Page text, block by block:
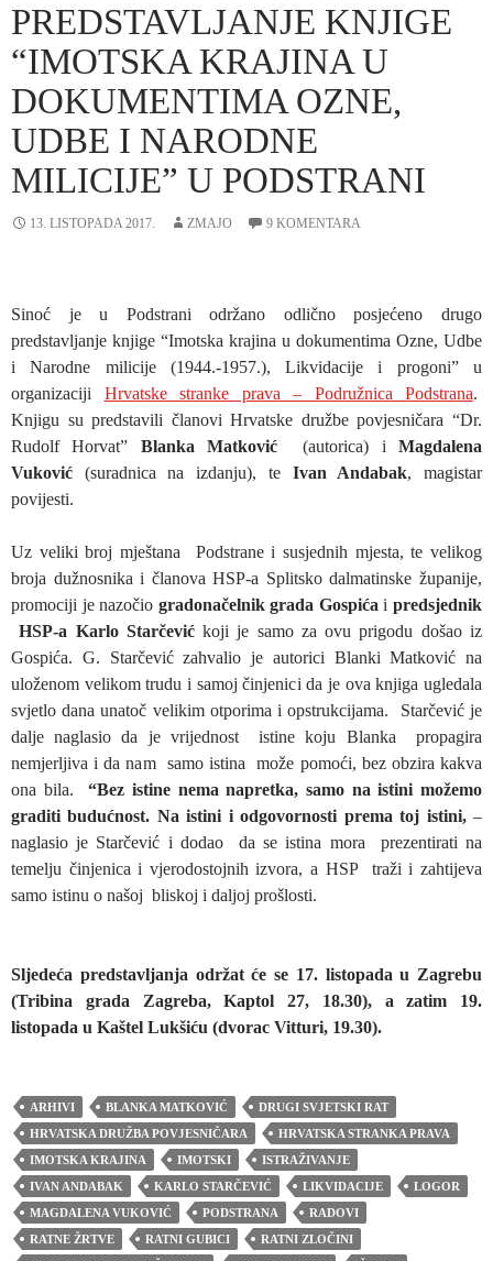
PREDSTAVLJANJE KNJIGE
“IMOTSKA KRAJINA U
DOKUMENTIMA OZNE,
UDBE I NARODNE
MILICIJE” U PODSTRANI
13. LISTOPADA 2017. ZMAJO 9 KOMENTARA
Sinoć je u Podstrani održano odlično posjećeno drugo
predstavljanje knjige “Imotska krajina u dokumentima Ozne, Udbe
i Narodne milicije (1944.-1957.), Likvidacije i progoni” u
organizaciji Hrvatske stranke prava – Podružnica Podstrana.
Knjigu su predstavili članovi Hrvatske družbe povjesničara “Dr.
Rudolf Horvat” Blanka Matković(autorica) i Magdalena
Vuković (suradnica na izdanju), teIvan Andabak, magistar
povijesti.
Uz veliki broj mještana Podstrane i susjednih mjesta, te velikog
broja dužnosnika i članova HSP-a Splitsko dalmatinske županije,
promociji je nazočio gradonačelnik grada Gospića ipredsjednik
HSP-a Karlo Starčevićkoji je samo za ovu prigodu došao iz
Gospića. G. Starčević zahvalio je autorici Blanki Matković na
uloženom velikom trudu i samoj činjenici da je ova knjiga ugledala
svjetlo dana unatoč velikim otporima i opstrukcijama. Starčević je
dalje naglasio da je vrijednost istine koju Blanka propagira
nemjerljiva i da nam samo istina može pomoći, bez obzira kakva
ona bila.
“Bez istine nema napretka, samo na istini možemo
graditi budućnost. Na istini i odgovornosti prema toj istini,–
naglasio je Starčević i dodao da se istina mora prezentirati na
temelju činjenica i vjerodostojnih izvora, a HSP traži i zahtijeva
samo istinu o našoj bliskoj i daljoj prošlosti.
Sljedeća predstavljanja održat će se 17. listopada u Zagrebu
(Tribina grada Zagreba, Kaptol 27, 18.30), a zatim 19.
listopada u Kaštel Lukšiću (dvorac Vitturi, 19.30).
ARHIVI BLANKA MATKOVIĆ
DRUGI SVJETSKI RAT
HRVATSKA DRUŽBA POVJESNIČARA
HRVATSKA STRANKA PRAVA
IMOTSKA KRAJINA
IMOTSKI
ISTRAŽIVANJE
IVAN ANDABAK
KARLO STARČEVIĆ LIKVIDACIJE
LOGOR
MAGDALENA VUKOVIĆ
PODSTRANA
RADOVI
RATNE ŽRTVE
RATNI GUBICI
RATNI ZLOČINI